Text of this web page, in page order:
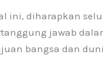
ini, diharapkan
jawab
bangsa dan